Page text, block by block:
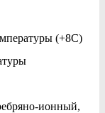
(+8С)
ионный,